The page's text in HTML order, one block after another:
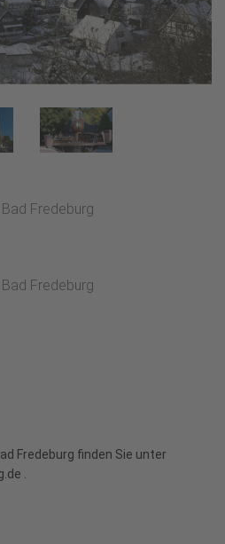
Fredeburg
Fredeburg
Fredeburg finden Sie unter